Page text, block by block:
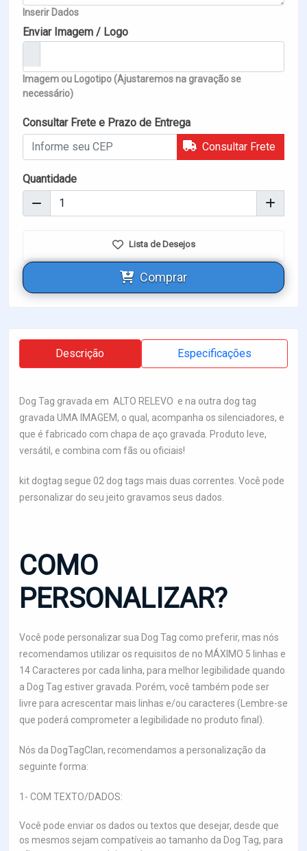
Inserir Dados
Enviar Imagem / Logo
Imagem ou Logotipo (Ajustaremos na gravação se
necessário)
Consultar Frete e Prazo de Entrega
Consultar Frete
Quantidade
Lista de Desejos
Comprar
Descrição Especificações
Dog Tag gravada em ALTO RELEVO e na outra dog tag
gravada UMA IMAGEM, o qual, acompanha os silenciadores, e
que é fabricado com chapa de aço gravada. Produto leve,
versátil, e combina com fãs ou oficiais!
kit dogtag segue 02 dog tags mais duas correntes. Você pode
personalizar do seu jeito gravamos seus dados.
COMO
PERSONALIZAR?
Você pode personalizar sua Dog Tag como preferir, mas nós
recomendamos utilizar os requisitos de no MÁXIMO 5 linhas e
14 Caracteres por cada linha, para melhor legibilidade quando
a Dog Tag estiver gravada. Porém, você também pode ser
livre para acrescentar mais linhas e/ou caracteres (Lembre-se
que poderá comprometer a legibilidade no produto final).
Nós da DogTagClan, recomendamos a personalização da
seguinte forma:
1- COM TEXTO/DADOS:
Você pode enviar os dados ou textos que desejar, desde que
os mesmos sejam compatíveis ao tamanho da Dog Tag, para